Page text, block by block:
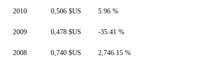
2010 0,506 $US 5.96 %
2009 0,478 $US -35.41 %
2008 0,740 $US 2,746.15 %